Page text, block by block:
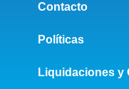
Contacto
Políticas
Liquidaciones y